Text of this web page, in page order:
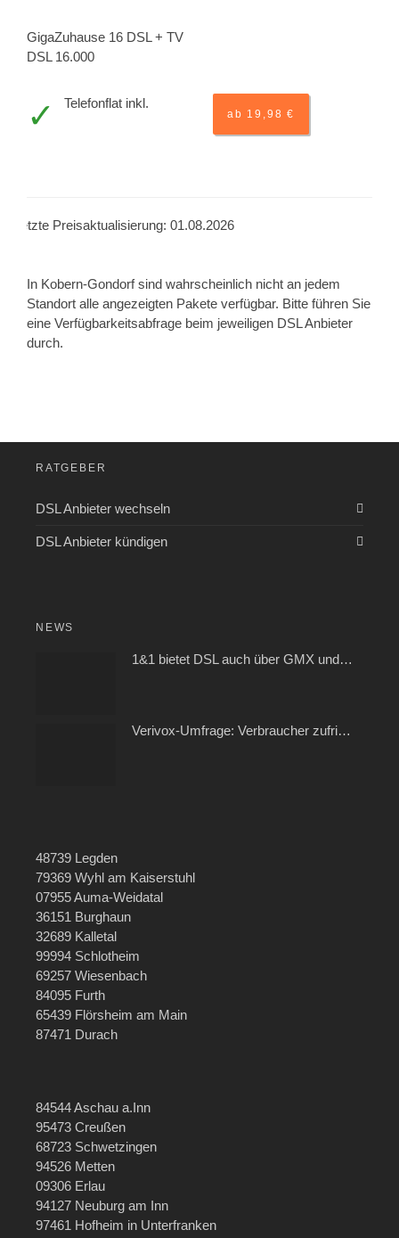
GigaZuhause 16 DSL + TV
DSL 16.000
Telefonflat inkl.
ab 19,98 €
Letzte Preisaktualisierung: 01.08.2026
In Kobern-Gondorf sind wahrscheinlich nicht an jedem
Standort alle angezeigten Pakete verfügbar. Bitte führen Sie
eine Verfügbarkeitsabfrage beim jeweiligen DSL Anbieter
durch.
RATGEBER
DSL Anbieter wechseln
DSL Anbieter kündigen
NEWS
1&1 bietet DSL auch über GMX und WEB.DE
Verivox-Umfrage: Verbraucher zufrieden mit ihrem Kabel- und Internetanbieter
48739 Legden
79369 Wyhl am Kaiserstuhl
07955 Auma-Weidatal
36151 Burghaun
32689 Kalletal
99994 Schlotheim
69257 Wiesenbach
84095 Furth
65439 Flörsheim am Main
87471 Durach
84544 Aschau a.Inn
95473 Creußen
68723 Schwetzingen
94526 Metten
09306 Erlau
94127 Neuburg am Inn
97461 Hofheim in Unterfranken